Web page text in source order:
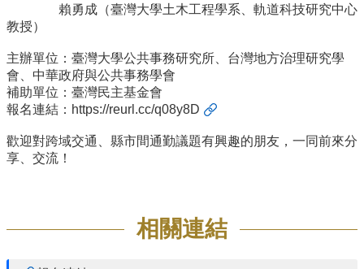
聯
絡
資
訊
最
新
消
息
賴勇成（臺灣大學土木工程學系、軌道科技研究中心
教授）
主辦單位：臺灣大學公共事務研究所、台灣地方治理研究學
會、 中華政府與公共事務學會
補助單位：臺灣民主基金會
報名連結： https://reurl.cc/q08y8D
歡迎對跨域交通、縣市間通勤議題有興趣的朋友，一同前來分
享、 交流！
相關連結